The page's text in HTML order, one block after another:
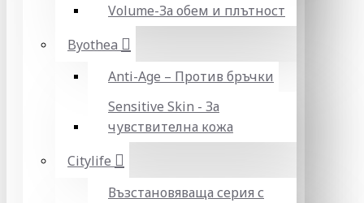
Volume-За обем и плътност
Byothea
Anti-Age – Против бръчки
Sensitive Skin - За
чувствителна кожа
Citylife
Възстановяваща серия с